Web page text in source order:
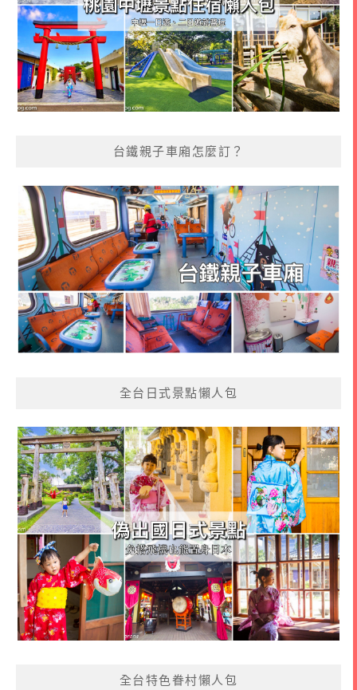
台鐵親子車廂怎麼訂？
全台日式景點懶人包
全台特色眷村懶人包